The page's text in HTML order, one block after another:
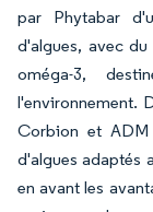
par Phytabar
d'algues, avec
oméga-3,
l'environnement.
Corbion et
d'algues adaptés
en avant les